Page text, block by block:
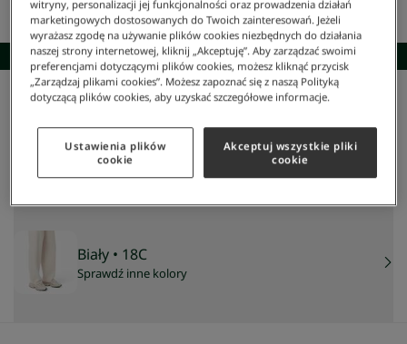
SKOMPLETUJ STYLIZACJĘ
Lacoste/ Mężczyzna Sneakersy Męskie Sneakersy L003 2k24
Męskie sneakersy L003 2K24
NAJNIŻSZA CENA Z 30 DNI:
CENA REGULARNA: 749 zł -50%
Biały • 18C
Sprawdź inne kolory
witryny, personalizacji jej funkcjonalności oraz prowadzenia działań
marketingowych dostosowanych do Twoich zainteresowań. Jeżeli
wyrażasz zgodę na używanie plików cookies niezbędnych do działania
naszej strony internetowej, kliknij „Akceptuję”. Aby zarządzać swoimi
preferencjami dotyczącymi plików cookies, możesz kliknąć przycisk
„Zarządzaj plikami cookies”. Możesz zapoznać się z naszą Polityką
dotyczącą plików cookies, aby uzyskać szczegółowe informacje.
Ustawienia plików
cookie
Akceptuj wszystkie pliki
cookie